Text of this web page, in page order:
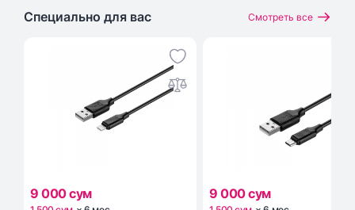
Специально для вас Смотреть все
9 000 сум 9 000 сум